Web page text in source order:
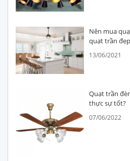
Nên mua
quạt trần đẹp
13/06/2021
Quạt trần
thực sự tốt?
07/06/2022